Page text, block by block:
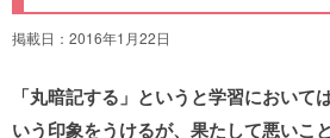
掲載日：2016年1月22日
「丸暗記する」というと学習において
いう印象をうけるが、果たして悪いこ